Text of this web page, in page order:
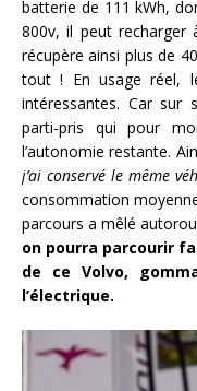
batterie de 111 kWh,
800v, il peut recharger
récupère ainsi plus de
tout ! En usage réel,
intéressantes. Car sur
parti-pris qui pour
l’autonomie restante.
j’ai conservé le même
consommation
parcours a mêlé
on pourra parcourir
de ce Volvo,
l’électrique.